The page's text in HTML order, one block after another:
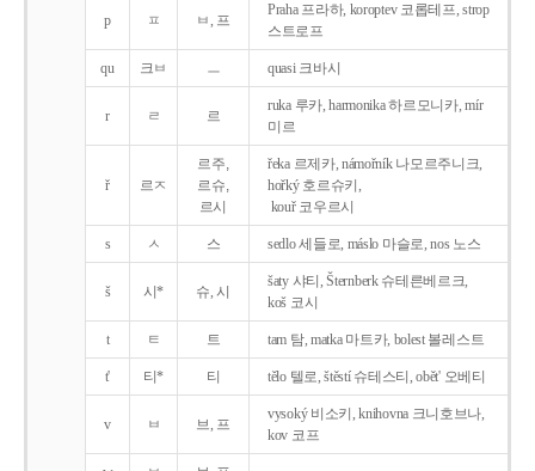
p ㅍ ㅂ, 프
Praha 프라하, koroptev 코롭테프, strop
스트로프
qu 크ㅂ ㅡ quasi 크바시
r ㄹ 르
ruka 루카, harmonika 하르모니카, mír
미르
ř 르ㅈ
르주,
르슈,
르시
řeka 르제카, námořník 나모르주니크,
hořký 호르슈키,
kouř 코우르시
s ㅅ 스 sedlo 세들로, máslo 마슬로, nos 노스
š 시* 슈, 시
šaty 샤티, Šternberk 슈테른베르크,
koš 코시
t ㅌ 트 tam 탐, matka 마트카, bolest 볼레스트
t' 티* 티 tělo 텔로, štěstí 슈테스티, obět' 오베티
v ㅂ 브, 프
vysoký 비소키, knihovna 크니호브나,
kov 코프